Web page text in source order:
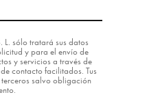
L. sólo tratará sus datos
y para el envío de
y servicios a través de
contacto facilitados. Tus
salvo obligación